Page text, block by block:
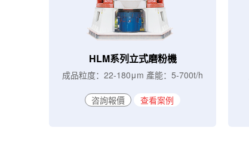
HLM系列立式磨粉機
成品粒度：22-180μm 產能：5-700t/h
咨詢報價 查看案例